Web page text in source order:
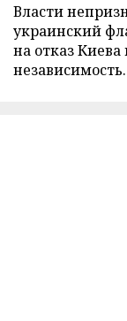
Власти
украинский
на отказ
независимость.